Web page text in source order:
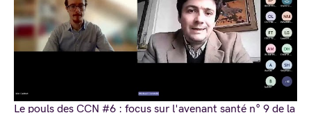
Le pouls des CCN #6 : focus sur l'avenant santé n° 9 de la